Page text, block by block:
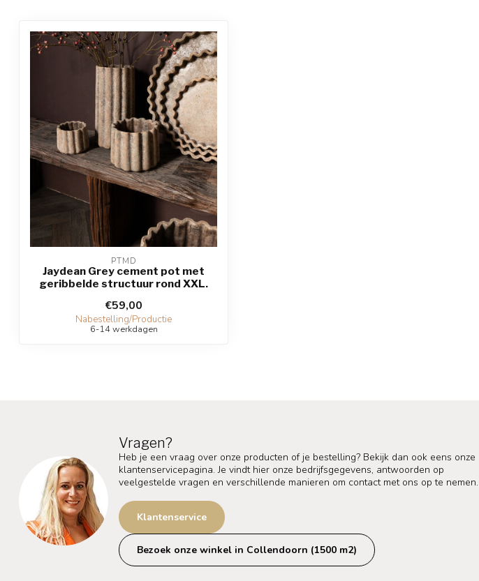
PTMD
Jaydean Grey cement pot met
geribbelde structuur rond XXL.
€59,00
Nabestelling/Productie
6-14 werkdagen
Vragen?
Heb je een vraag over onze producten of je bestelling? Bekijk dan ook eens onze
klantenservicepagina. Je vindt hier onze bedrijfsgegevens, antwoorden op
veelgestelde vragen en verschillende manieren om contact met ons op te nemen.
Klantenservice
Bezoek onze winkel in Collendoorn (1500 m2)